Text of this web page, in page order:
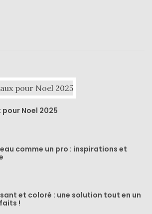
Noel 2025
comme un pro : inspirations et
et coloré : une solution tout en un
!